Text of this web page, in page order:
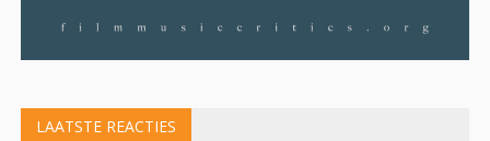
LAATSTE REACTIES